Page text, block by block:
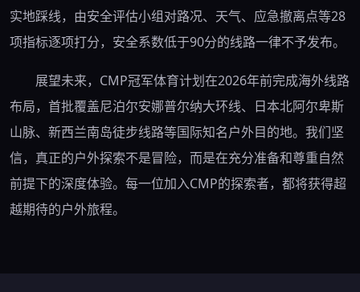
实地踩线，由安全评估小组对路况、天气、应急撤离点等28
项指标逐项打分，安全系数低于90分的线路一律不予发布。
展望未来，CMP冠军体育计划在2026年前完成海外线路
布局，首批覆盖尼泊尔安娜普尔纳大环线、日本北阿尔卑斯
山脉、新西兰南岛徒步线路等国际知名户外目的地。我们坚
信，真正的户外探索不是冒险，而是在充分准备和尊重自然
前提下的深度体验。每一位加入CMP的探索者，都将获得超
越期待的户外旅程。